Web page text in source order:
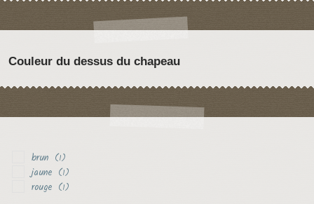
Couleur du dessus du chapeau
brun (1)
jaune (1)
rouge (1)